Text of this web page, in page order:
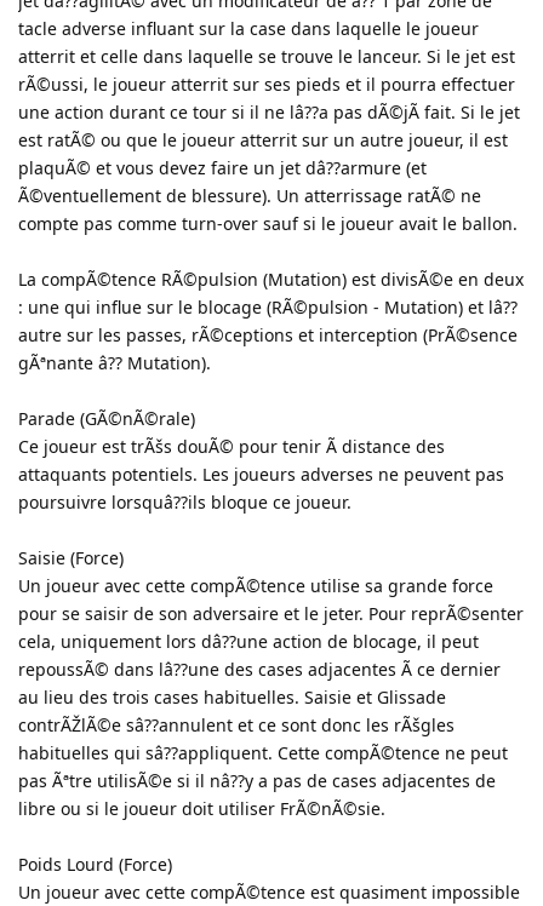
tacle adverse influant sur la case dans laquelle le joueur
atterrit et celle dans laquelle se trouve le lanceur. Si le jet est
rÃ©ussi, le joueur atterrit sur ses pieds et il pourra effectuer
une action durant ce tour si il ne lâ??a pas dÃ©jÃ fait. Si le jet
est ratÃ© ou que le joueur atterrit sur un autre joueur, il est
plaquÃ© et vous devez faire un jet dâ??armure (et
Ã©ventuellement de blessure). Un atterrissage ratÃ© ne
compte pas comme turn-over sauf si le joueur avait le ballon.
La compÃ©tence RÃ©pulsion (Mutation) est divisÃ©e en deux
: une qui influe sur le blocage (RÃ©pulsion - Mutation) et lâ??
autre sur les passes, rÃ©ceptions et interception (PrÃ©sence
gÃªnante â?? Mutation).
Parade (GÃ©nÃ©rale)
Ce joueur est trÃšs douÃ© pour tenir Ã distance des
attaquants potentiels. Les joueurs adverses ne peuvent pas
poursuivre lorsquâ??ils bloque ce joueur.
Saisie (Force)
Un joueur avec cette compÃ©tence utilise sa grande force
pour se saisir de son adversaire et le jeter. Pour reprÃ©senter
cela, uniquement lors dâ??une action de blocage, il peut
repoussÃ© dans lâ??une des cases adjacentes Ã ce dernier
au lieu des trois cases habituelles. Saisie et Glissade
contrÃŽlÃ©e sâ??annulent et ce sont donc les rÃšgles
habituelles qui sâ??appliquent. Cette compÃ©tence ne peut
pas Ãªtre utilisÃ©e si il nâ??y a pas de cases adjacentes de
libre ou si le joueur doit utiliser FrÃ©nÃ©sie.
Poids Lourd (Force)
Un joueur avec cette compÃ©tence est quasiment impossible